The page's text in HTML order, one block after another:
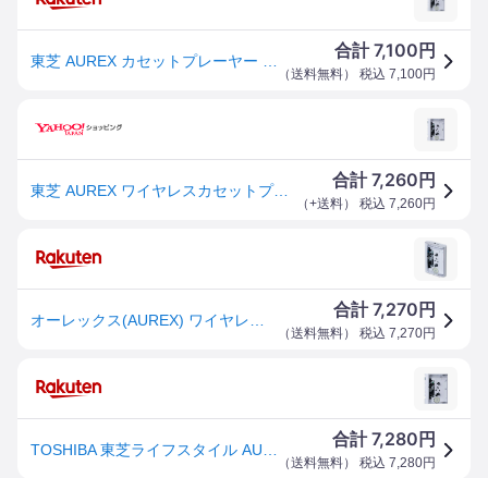
合計7,100 円
（送料無料） 税込 7,100円
東芝 AUREX ワイヤレスカセットプレーヤー AX-W10C
合計7,260 円
（+送料） 税込 7,260円
合計7,270 円
（送料無料） 税込 7,270円
合計7,280 円
（送料無料） 税込 7,280円